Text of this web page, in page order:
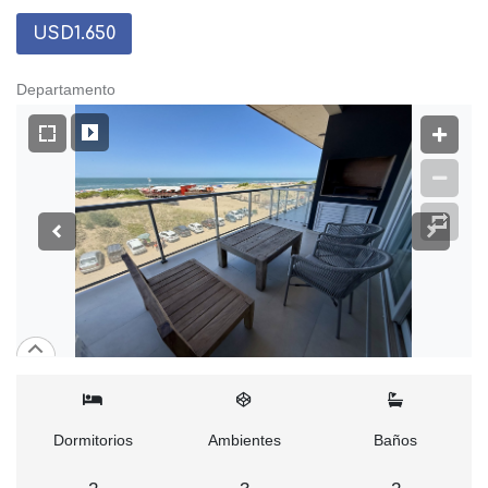
USD1.650
Departamento
Dormitorios Ambientes Baños